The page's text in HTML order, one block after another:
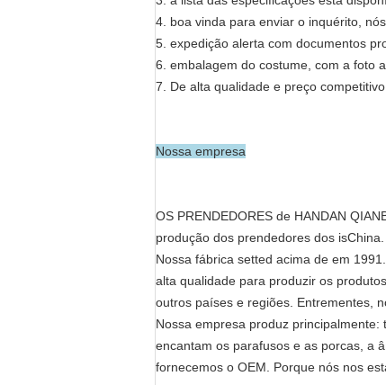
4. boa vinda para enviar o inquérito,
5. expedição alerta com documentos
6. embalagem do costume, com a foto
7. De alta qualidade e preço competitivo.
Nossa empresa
OS PRENDEDORES de HANDAN
produção dos prendedores dos isChina.
Nossa fábrica setted acima de em
alta qualidade para produzir os
outros países e regiões. Entrementes,
Nossa empresa produz
encantam os parafusos e as porcas, a
fornecemos o OEM. Porque nós nos